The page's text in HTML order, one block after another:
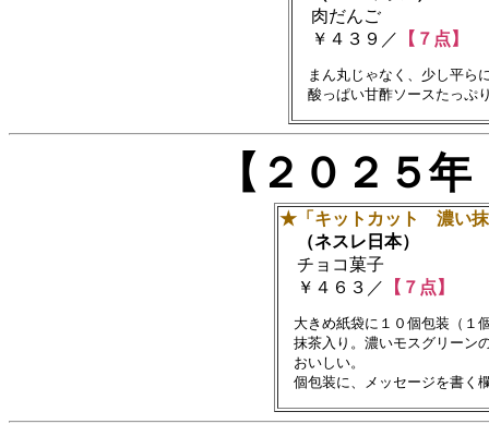
肉だんご
￥４３９／
【７点】
まん丸じゃなく、少し平ら
【２０２５
★「キットカット 濃い
（ネスレ日本）
チョコ菓子
￥４６３／
【７点】
大きめ紙袋に１０個包装（１
抹茶入り。濃いモスグリーン
おいしい。